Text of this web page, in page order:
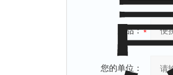
产品：
您的单位：